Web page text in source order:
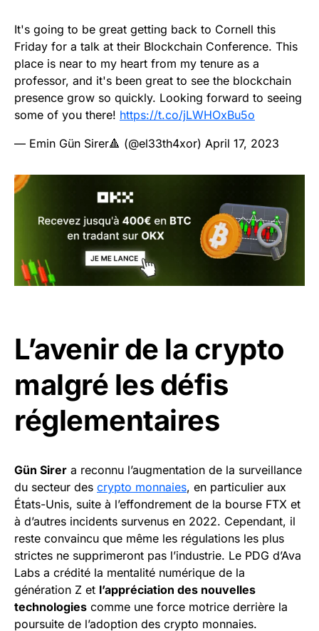
It's going to be great getting back to Cornell this
Friday for a talk at their Blockchain Conference. This
place is near to my heart from my tenure as a
professor, and it's been great to see the blockchain
presence grow so quickly. Looking forward to seeing
some of you there! https://t.co/jLWHOxBu5o
— Emin Gün Sirer🔺 (@el33th4xor) April 17, 2023
L’avenir de la crypto
malgré les défis
réglementaires
Gün Sirer a reconnu l’augmentation de la surveillance
du secteur des crypto monnaies, en particulier aux
États-Unis, suite à l’effondrement de la bourse FTX et
à d’autres incidents survenus en 2022. Cependant, il
reste convaincu que même les régulations les plus
strictes ne supprimeront pas l’industrie. Le PDG d’Ava
Labs a crédité la mentalité numérique de la
génération Z et l’appréciation des nouvelles
technologies comme une force motrice derrière la
poursuite de l’adoption des crypto monnaies.